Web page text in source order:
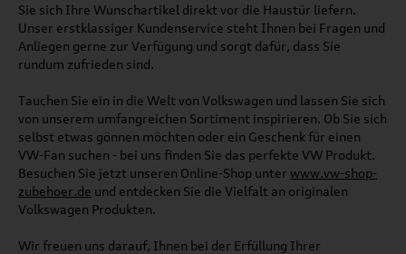
Sie sich Ihre Wunschartikel direkt vor die Haustür liefern.
Unser erstklassiger Kundenservice steht Ihnen bei Fragen und
Anliegen gerne zur Verfügung und sorgt dafür, dass Sie
rundum zufrieden sind.
Tauchen Sie ein in die Welt von Volkswagen und lassen Sie sich
von unserem umfangreichen Sortiment inspirieren. Ob Sie sich
selbst etwas gönnen möchten oder ein Geschenk für einen
VW-Fan suchen - bei uns finden Sie das perfekte VW Produkt.
Besuchen Sie jetzt unseren Online-Shop unter www.vw-shop-
zubehoer.de und entdecken Sie die Vielfalt an originalen
Volkswagen Produkten.
Wir freuen uns darauf, Ihnen bei der Erfüllung Ihrer